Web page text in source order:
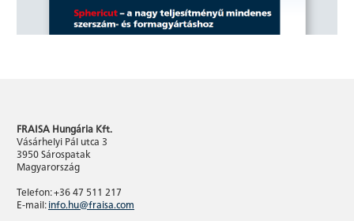
FRAISA Hungária Kft.
Vásárhelyi Pál utca 3
3950 Sárospatak
Magyarország
Telefon: +36 47 511 217
E-mail:info.hu@fraisa.com